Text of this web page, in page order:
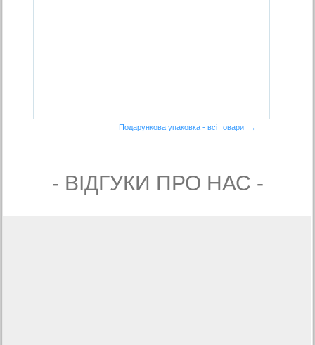
Подарункова упаковка - всі товари →
- ВIДГУКИ ПРО НАС -